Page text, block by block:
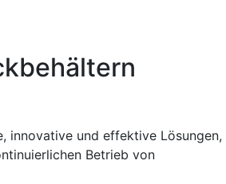
innovative und effektive Lösungen,
Betrieb von